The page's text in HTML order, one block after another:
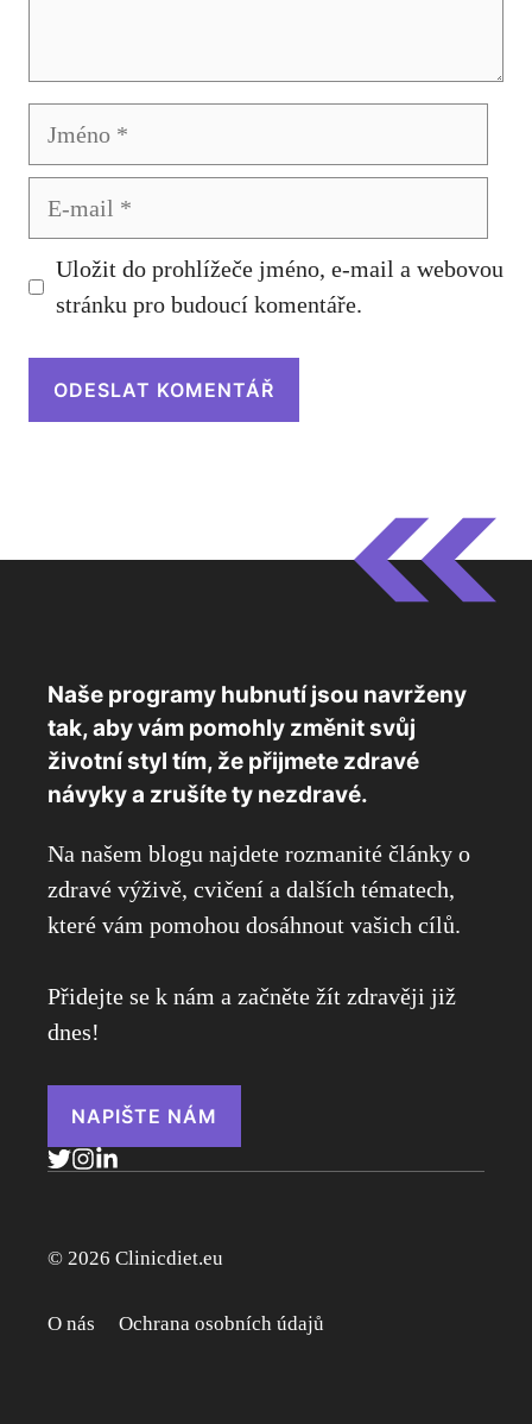
Jméno
Uložit do prohlížeče jméno, e-mail a webovou
stránku pro budoucí komentáře.
Naše programy hubnutí jsou navrženy
tak, aby vám pomohly změnit svůj
životní styl tím, že přijmete zdravé
návyky a zrušíte ty nezdravé.
Na našem blogu najdete rozmanité články o
zdravé výživě, cvičení a dalších tématech,
které vám pomohou dosáhnout vašich cílů.
Přidejte se k nám a začněte žít zdravěji již
dnes!
NAPIŠTE NÁM
© 2026 Clinicdiet.eu
O nás Ochrana osobních údajů